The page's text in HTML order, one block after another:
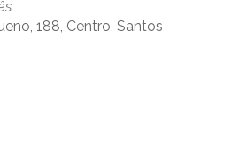
188, Centro, Santos